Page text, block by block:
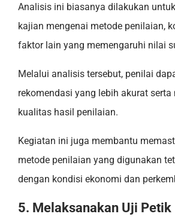
Analisis ini biasanya dilakukan
kajian mengenai metode penilaian,
faktor lain yang memengaruhi nilai
Melalui analisis tersebut, penilai
rekomendasi yang lebih akurat
kualitas hasil penilaian.
Kegiatan ini juga membantu
metode penilaian yang digunakan
dengan kondisi ekonomi dan
5. Melaksanakan Uji